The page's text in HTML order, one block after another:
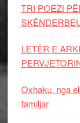
TRI POEZI
LETËR E
Oxhaku, nga
familjar